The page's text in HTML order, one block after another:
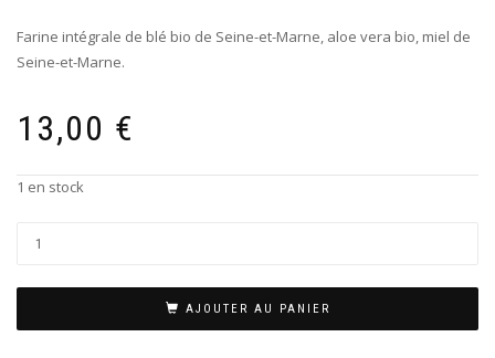
Farine intégrale de blé bio de Seine-et-Marne, aloe vera bio, miel de
Seine-et-Marne.
13,00 €
1 en stock
AJOUTER AU PANIER